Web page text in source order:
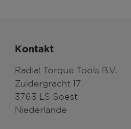
Kontakt
Radial Torque Tools B.V.
Zuidergracht 17
3763 LS Soest
Niederlande